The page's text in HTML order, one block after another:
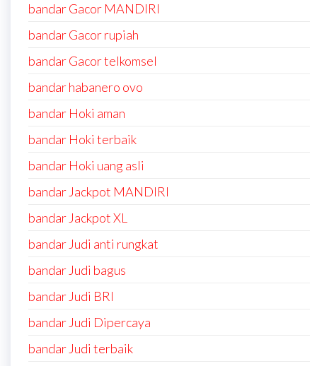
bandar Gacor MANDIRI
bandar Gacor rupiah
bandar Gacor telkomsel
bandar habanero ovo
bandar Hoki aman
bandar Hoki terbaik
bandar Hoki uang asli
bandar Jackpot MANDIRI
bandar Jackpot XL
bandar Judi anti rungkat
bandar Judi bagus
bandar Judi BRI
bandar Judi Dipercaya
bandar Judi terbaik